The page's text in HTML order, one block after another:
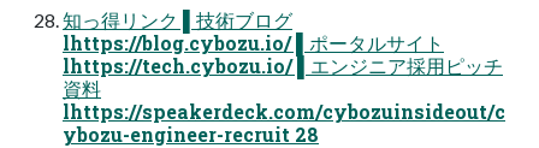
知っ得リンク ▌技術ブログ
lhttps://blog.cybozu.io/ ▌ポータルサイト
lhttps://tech.cybozu.io/ ▌エンジニア採⽤ピッチ
資料
lhttps://speakerdeck.com/cybozuinsideout/c
ybozu-engineer-recruit 28